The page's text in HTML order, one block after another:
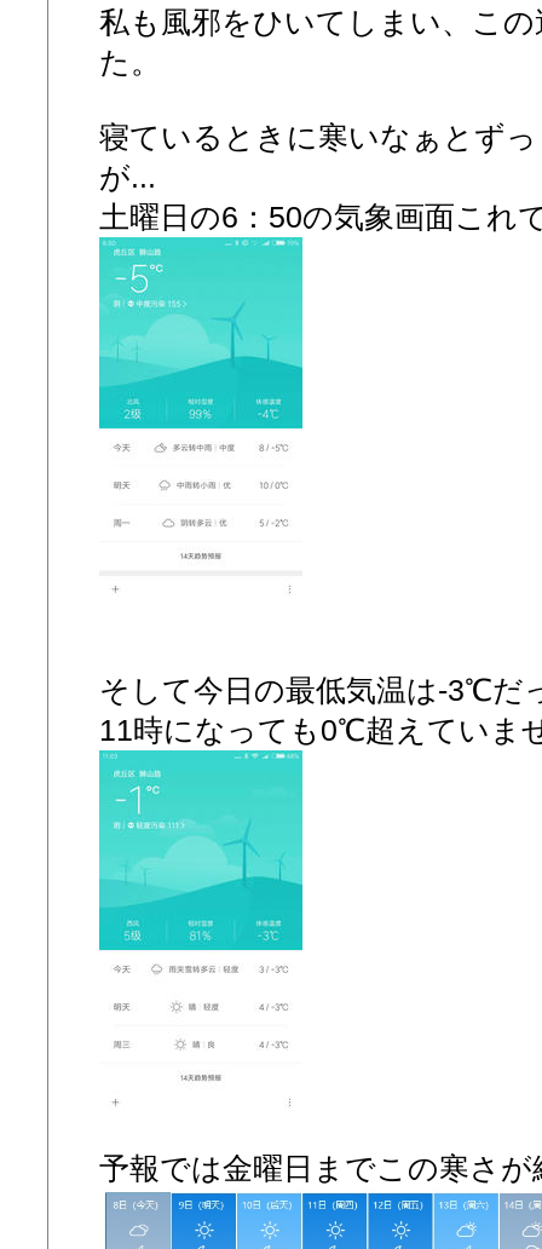
私も風邪をひいてしまい、こ
た。
寝ているときに寒いなぁとず
が...
土曜日の6：50の気象画面これ
そして今日の最低気温は-3℃だ
11時になっても0℃超えていま
予報では金曜日までこの寒さ